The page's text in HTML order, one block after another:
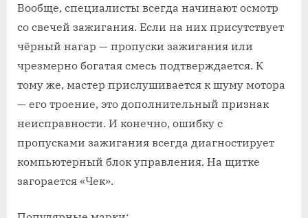
Вообще, специалисты всегда начинают осмотр
со свечей зажигания. Если на них присутствует
чёрный нагар — пропуски зажигания или
чрезмерно богатая смесь подтверждается. К
тому же, мастер прислушивается к шуму мотора
— его троение, это дополнительный признак
неисправности. И конечно, ошибку с
пропусками зажигания всегда диагностирует
компьютерный блок управления. На щитке
загорается «Чек».